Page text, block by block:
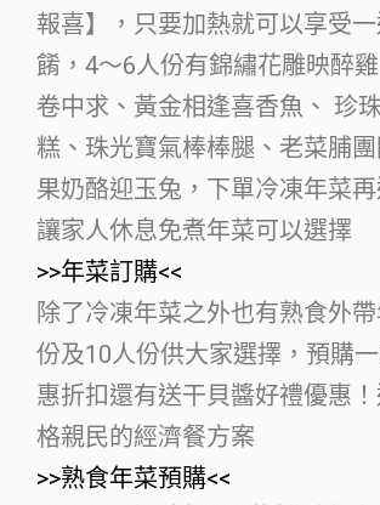
報喜】，只要加熱就可以享受
餚，4～6人份有錦繡花雕映醉
卷中求、黃金相逢喜香魚、 珍
糕、珠光寶氣棒棒腿、老菜脯
果奶酪迎玉兔，下單冷凍年菜再
讓家人休息免煮年菜可以選擇
>>年菜訂購<<
除了冷凍年菜之外也有熟食外
份及10人份供大家選擇，預購
惠折扣還有送干貝醬好禮優惠
格親民的經濟餐方案
>>熟食年菜預購<<